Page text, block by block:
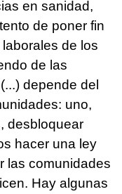
en sanidad,
de poner fin
de los
de las
(...) depende del
uno,
desbloquear
hacer una ley
las comunidades
Hay algunas